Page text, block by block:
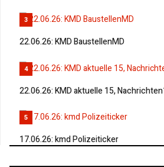
3
22.06.26: KMD BaustellenMD
4
22.06.26: KMD aktuelle 15,
5
17.06.26: kmd Polizeiticker